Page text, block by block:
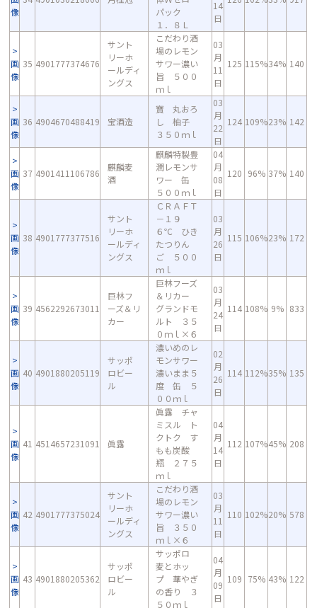
像
パック
１．８Ｌ
14
日
画
像
35 4901777374676
サント
リーホ
ールディ
ングス
こだわり酒
場のレモン
サワー濃い
旨 ５００
ｍｌ
03
月
11
日
125 115%34% 140
画
像
36 4904670488419 宝酒造
寶 丸おろ
し 柚子
３５０ｍｌ
03
月
22
日
124 109%23% 142
画
像
37 4901411106786
麒麟麦
酒
麒麟特製豊
潤レモンサ
ワー 缶
５００ｍｌ
04
月
08
日
120 96% 37% 140
画
像
38 4901777377516
サント
リーホ
ールディ
ングス
ＣＲＡＦＴ
－１９
６℃ ひき
たつりん
ご ５００
ｍｌ
03
月
26
日
115 106%23% 172
画
像
39 4562292673011
巨林フ
ーズ＆リ
カー
巨林フーズ
＆リカー
グランドモ
ルト ３５
０ｍｌ×６
03
月
24
日
114 108% 9% 833
画
像
40 4901880205119
サッポ
ロビー
ル
濃いめのレ
モンサワー
濃いまま５
度 缶 ５
００ｍｌ
02
月
26
日
114 112%35% 135
画
像
41 4514657231091 眞露
眞露 チャ
ミスル ト
クトク す
もも炭酸
瓶 ２７５
ｍｌ
04
月
14
日
112 107%45% 208
画
像
42 4901777375024
サント
リーホ
ールディ
ングス
こだわり酒
場のレモン
サワー濃い
旨 ３５０
ｍｌ×６
03
月
11
日
110 102%20% 578
画
像
43 4901880205362
サッポ
ロビー
ル
サッポロ
麦とホッ
プ 華やぎ
の香り ３
５０ｍｌ
04
月
09
日
109 75% 43% 122